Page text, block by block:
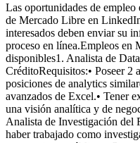
Las oportunidades de
de Mercado Libre en
interesados deben enviar su
proceso en línea.Empleos en
disponibles1. Analista de
CréditoRequisitos:• Poseer 2
posiciones de analytics
avanzados de Excel.• Tener
una visión analítica y de
Analista de Investigación del
haber trabajado como